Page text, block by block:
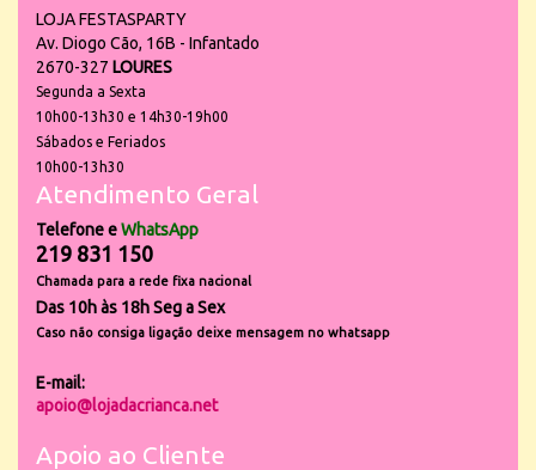
LOJA FESTASPARTY
Av. Diogo Cão, 16B - Infantado
2670-327 LOURES
Segunda a Sexta
10h00-13h30 e 14h30-19h00
Sábados e Feriados
10h00-13h30
Atendimento Geral
Telefone eWhatsApp
219 831 150
Chamada para a rede fixa nacional
Das 10h às 18h Seg a Sex
Caso não consiga ligação deixe mensagem no whatsapp
E-mail:
apoio@lojadacrianca.net
Apoio ao Cliente